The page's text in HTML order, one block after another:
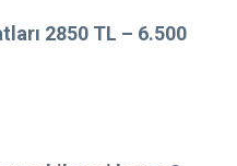
2850 TL – 6.500